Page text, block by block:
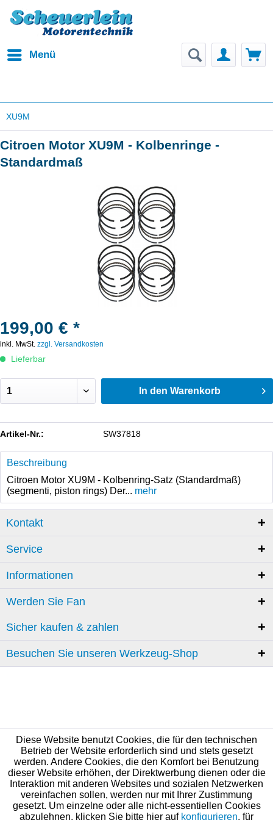
Menü
XU9M
Citroen Motor XU9M - Kolbenringe -
Standardmaß
199,00 € *
inkl. MwSt. zzgl. Versandkosten
Lieferbar
In den Warenkorb
Artikel-Nr.: SW37818
Beschreibung
Citroen Motor XU9M - Kolbenring-Satz (Standardmaß)
(segmenti, piston rings) Der... mehr
Kontakt
Service
Informationen
Werden Sie Fan
Sicher kaufen & zahlen
Besuchen Sie unseren Werkzeug-Shop
Diese Website benutzt Cookies, die für den technischen
Betrieb der Website erforderlich sind und stets gesetzt
werden. Andere Cookies, die den Komfort bei Benutzung
dieser Website erhöhen, der Direktwerbung dienen oder die
Interaktion mit anderen Websites und sozialen Netzwerken
vereinfachen sollen, werden nur mit Ihrer Zustimmung
gesetzt. Um einzelne oder alle nicht-essentiellen Cookies
abzulehnen, klicken Sie bitte hier auf konfigurieren, für